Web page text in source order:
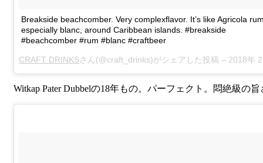
Breakside beachcomber. Very complexflavor. It’s like Agricola
especially blanc, around Caribbean islands. #breakside
#beachcomber #rum #blanc #craftbeer
CRAFT DRINKSさん(@craft_drinks)がシェアした投稿 – 2018年 2月月23日午前12時
Witkap Pater Dubbelの18年もの。パーフェクト。悶絶級の旨